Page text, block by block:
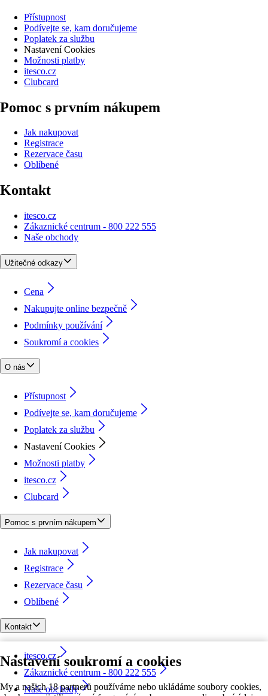
Nastavení soukromí a cookies
My a našich 18 partnerů používáme nebo ukládáme soubory cookies,
Přístupnost
Podívejte se, kam doručujeme
Poplatek za službu
Nastavení Cookies
Možnosti platby
itesco.cz
Clubcard
Pomoc s prvním nákupem
Jak nakupovat
Registrace
Rezervace času
Oblíbené
Kontakt
itesco.cz
Zákaznické centrum - 800 222 555
Naše obchody
Užitečné odkazy
Cena
Nakupujte online bezpečně
Podmínky používání
Soukromí a cookies
O nás
Přístupnost
Podívejte se, kam doručujeme
Poplatek za službu
Nastavení Cookies
Možnosti platby
itesco.cz
Clubcard
Pomoc s prvním nákupem
Jak nakupovat
Registrace
Rezervace času
Oblíbené
Kontakt
itesco.cz
Zákaznické centrum - 800 222 555
Naše obchody